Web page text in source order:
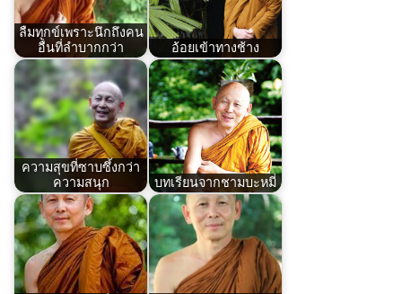
ลืมทุกข์เพราะนึกถึงคน
อื่นที่ลำบากกว่า
อ้อยเข้าทางช้าง
ความสุขที่ซาบซึ้งกว่า
ความสนุก
บทเรียนจากชามบะหมี่